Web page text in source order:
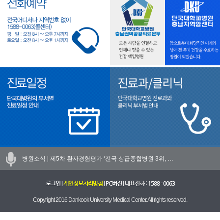
병원소식 | 제5차 환자경험평가 ‘전국 상급종합병원 3위, …
로그인| 개인정보처리방침| PC버전| 대표전화 : 1588 - 0063
Copyright 2016 Dankook University Medical Center. All rights reserved.